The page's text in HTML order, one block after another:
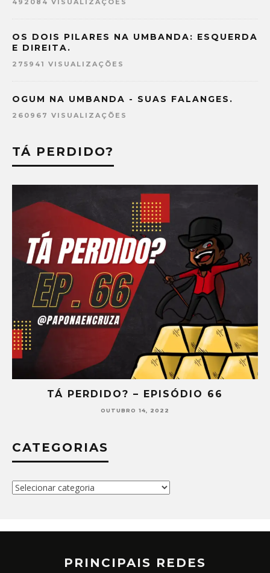
492084 VISUALIZAÇÕES
OS DOIS PILARES NA UMBANDA: ESQUERDA
E DIREITA.
275941 VISUALIZAÇÕES
OGUM NA UMBANDA - SUAS FALANGES.
260967 VISUALIZAÇÕES
TÁ PERDIDO?
TÁ PERDIDO? – EPISÓDIO 66
OUTUBRO 14, 2022
CATEGORIAS
Categorias
PRINCIPAIS REDES